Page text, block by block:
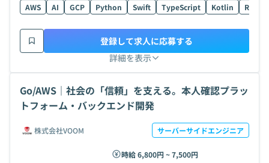
AWS AI GCP Python Swift TypeScript Kotlin React
詳細を表示
登録して求人に応募する
Go/AWS｜社会の「信頼」を支える。本人確認プラッ
トフォーム・バックエンド開発
株式会社VOOM サーバーサイドエンジニア
時給 6,800円 ~ 7,500円